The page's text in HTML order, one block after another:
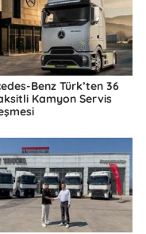
Benz Türk’ten 36
Kamyon Servis